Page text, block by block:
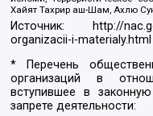
Хайят Тахрир аш-Шам, Ахлю
Источник:
http://
organizacii-i-materialy.html
* Перечень
организаций в
вступившее в
запрете деятельности: